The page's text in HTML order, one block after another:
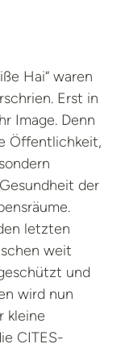
Hai“ waren
Erst in
Image. Denn
Öffentlichkeit,
der
letzten
weit
und
wird nun
kleine
CITES-